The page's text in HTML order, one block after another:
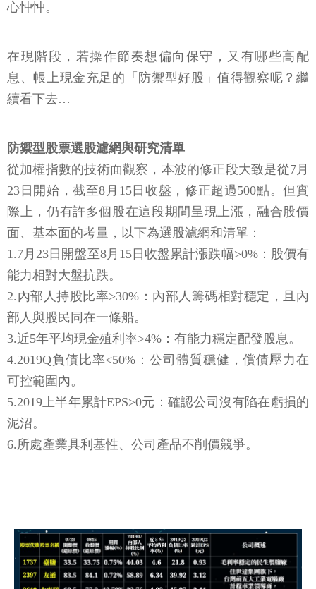
心忡忡。
在現階段，若操作節奏想偏向保守，又有哪些高配
息、帳上現金充足的「防禦型好股」值得觀察呢？繼
續看下去…
防禦型股票選股濾網與研究清單
從加權指數的技術面觀察，本波的修正段大致是從7月
23日開始，截至8月15日收盤，修正超過500點。但實
際上，仍有許多個股在這段期間呈現上漲，融合股價
面、基本面的考量，以下為選股濾網和清單：
1.7月23日開盤至8月15日收盤累計漲跌幅>0%：股價有
能力相對大盤抗跌。
2.內部人持股比率>30%：內部人籌碼相對穩定，且內
部人與股民同在一條船。
3.近5年平均現金殖利率>4%：有能力穩定配發股息。
4.2019Q負債比率<50%：公司體質穩健，償債壓力在
可控範圍內。
5.2019上半年累計EPS>0元：確認公司沒有陷在虧損的
泥沼。
6.所處產業具利基性、公司產品不削價競爭。